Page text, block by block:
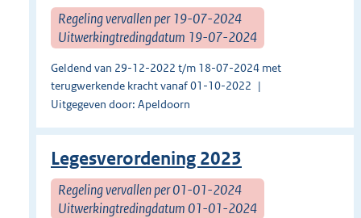
Regeling vervallen per 19-07-2024
Uitwerkingtredingdatum 19-07-2024
Geldend van 29-12-2022 t/m 18-07-2024 met
terugwerkende kracht vanaf 01-10-2022
Uitgegeven door: Apeldoorn
Legesverordening 2023
Regeling vervallen per 01-01-2024
Uitwerkingtredingdatum 01-01-2024